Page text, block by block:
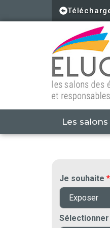
au
Les salons
Je souhaite *
Sélectionner